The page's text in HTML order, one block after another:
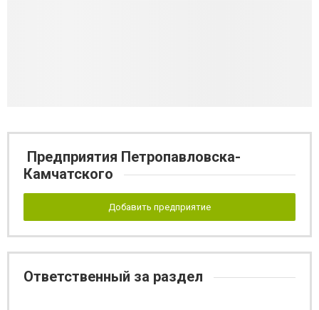
Предприятия Петропавловска-
Камчатского
Добавить предприятие
Ответственный за раздел